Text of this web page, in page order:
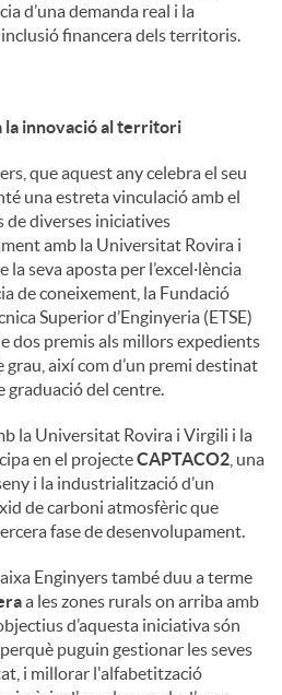
d’una demanda real i la
financera dels territoris.
la innovació al territori
que aquest any celebra el seu
una estreta vinculació amb el
diverses iniciatives
amb la Universitat Rovira i
seva aposta per l’excel·lència
de coneixement, la Fundació
Superior d’Enginyeria (ETSE)
dos premis als millors expedients
grau, així com d’un premi destinat
graduació del centre.
la Universitat Rovira i Virgili i la
en el projecteCAPTACO2 , una
i la industrialització d’un
de carboni atmosfèric que
fase de desenvolupament.
Enginyers també duu a terme
a les zones rurals on arriba amb
d’aquesta iniciativa són
puguin gestionar les seves
i millorar l'alfabetització